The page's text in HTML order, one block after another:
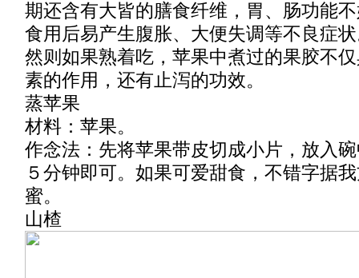
期还含有大皆的膳食纤维，胃、肠功能
食用后易产生腹胀、大便失调等不良症
然则如果熟着吃，苹果中煮过的果胶不
素的作用，还有止泻的功效。
蒸苹果
材料：苹果。
作念法：先将苹果带皮切成小片，放入
５分钟即可。如果可爱甜食，不错字据
蜜。
山楂